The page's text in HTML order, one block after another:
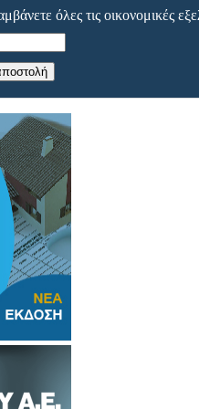
όλες τις οικονομικές